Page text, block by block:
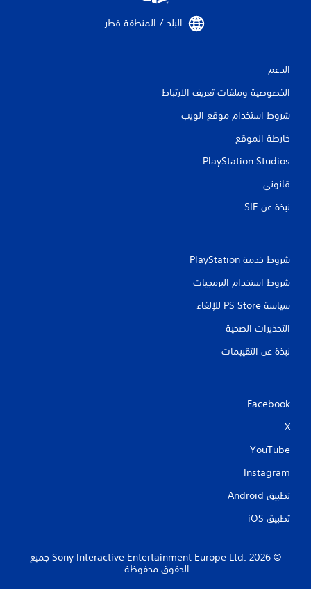
البلد / المنطقة قطر‏
الدعم
الخصوصية وملفات تعريف الارتباط
شروط استخدام موقع الويب
خارطة الموقع
PlayStation Studios
قانوني
نبذة عن SIE‏
شروط خدمة PlayStation‏
شروط استخدام البرمجيات
سياسة PS Store للإلغاء
التحذيرات الصحية
نبذة عن التقييمات
Facebook
X
YouTube
Instagram
تطبيق Android‏
تطبيق iOS‏
‏© 2026 Sony Interactive Entertainment Europe Ltd.‎ جميع
الحقوق محفوظة.